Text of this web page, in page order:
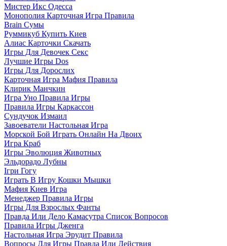
Мистер Икс Одесса
Монополия Карточная Игра Правила
Brain Сумы
Руммикуб Купить Киев
Алиас Карточки Скачать
Игры Для Девочек Секс
Лучшие Игры Dos
Игры Для Дорослих
Карточная Игра Мафия Правила
Клирик Манчкин
Игра Уно Правила Игры
Правила Игры Каркассон
Сундучок Измаил
Завоеватели Настольная Игра
Морской Бой Играть Онлайн На Двоих
Игра Краб
Игры Эволюция Животных
Эльдорадо Лубны
Ігри Гогу
Играть В Игру Кошки Мышки
Мафия Киев Игра
Менеджер Правила Игры
Игры Для Взрослых Фанты
Правда Или Дело Камасутра Список Вопросов
Правила Игры Дженга
Настольная Игра Эрудит Правила
Вопросы Для Игры Правда Или Действия